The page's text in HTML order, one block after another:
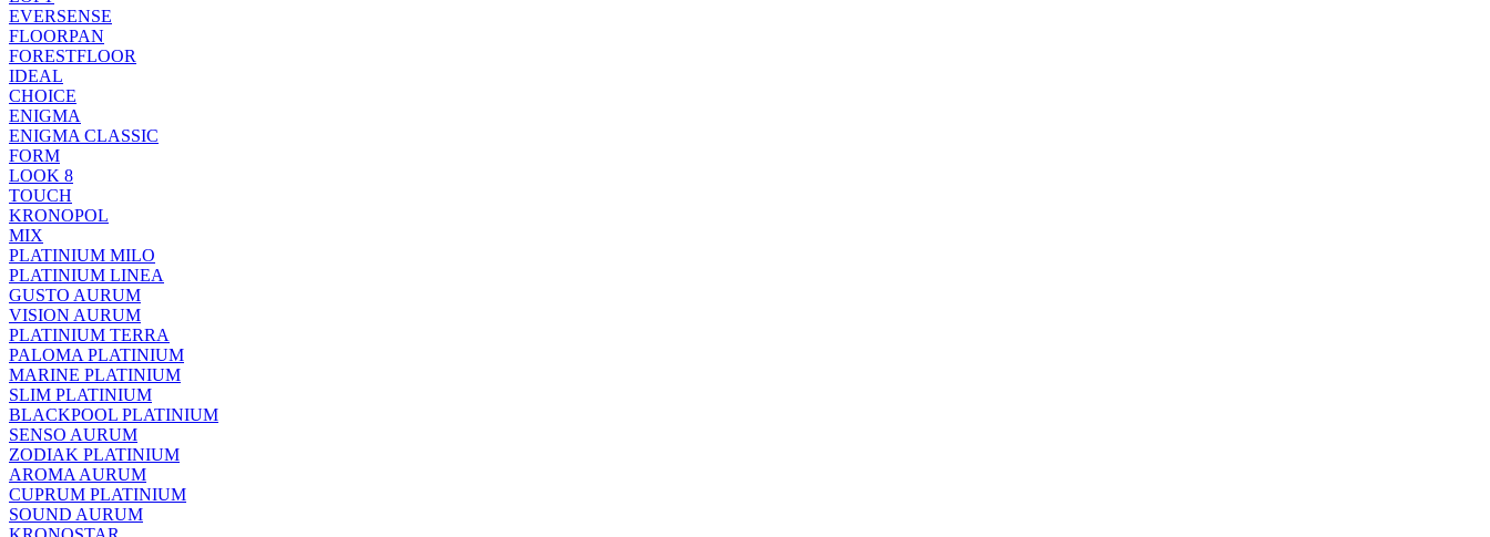
EVERSENSE
FLOORPAN
FORESTFLOOR
IDEAL
CHOICE
ENIGMA
ENIGMA CLASSIC
FORM
LOOK 8
TOUCH
KRONOPOL
MIX
PLATINIUM MILO
PLATINIUM LINEA
GUSTO AURUM
VISION AURUM
PLATINIUM TERRA
PALOMA PLATINIUM
MARINE PLATINIUM
SLIM PLATINIUM
BLACKPOOL PLATINIUM
SENSO AURUM
ZODIAK PLATINIUM
AROMA AURUM
CUPRUM PLATINIUM
SOUND AURUM